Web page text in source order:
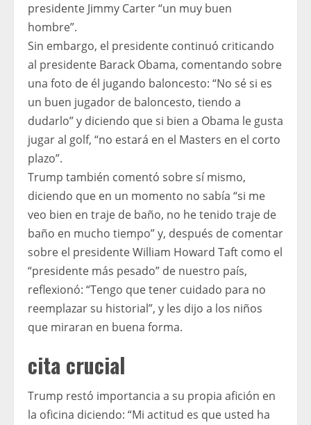
presidente Jimmy Carter “un muy buen
hombre”.
Sin embargo, el presidente continuó criticando
al presidente Barack Obama, comentando sobre
una foto de él jugando baloncesto: “No sé si es
un buen jugador de baloncesto, tiendo a
dudarlo” y diciendo que si bien a Obama le gusta
jugar al golf, “no estará en el Masters en el corto
plazo”.
Trump también comentó sobre sí mismo,
diciendo que en un momento no sabía “si me
veo bien en traje de baño, no he tenido traje de
baño en mucho tiempo” y, después de comentar
sobre el presidente William Howard Taft como el
“presidente más pesado” de nuestro país,
reflexionó: “Tengo que tener cuidado para no
reemplazar su historial”, y les dijo a los niños
que miraran en buena forma.
cita crucial
Trump restó importancia a su propia afición en
la oficina diciendo: “Mi actitud es que usted ha